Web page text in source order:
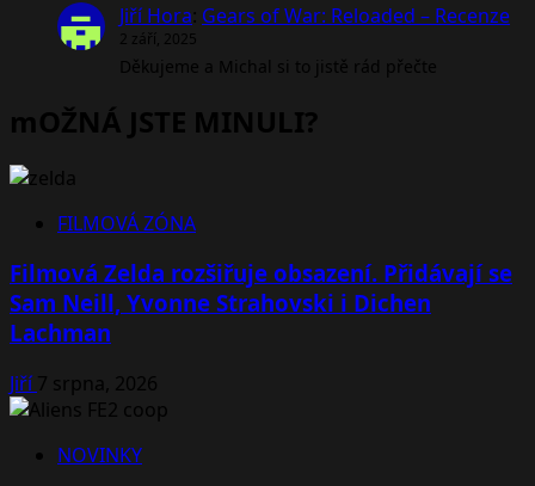
Jiří Hora: Gears of War: Reloaded – Recenze
2 září, 2025
Děkujeme a Michal si to jistě rád přečte
mOŽNÁ JSTE MINULI?
FILMOVÁ ZÓNA
Filmová Zelda rozšiřuje obsazení. Přidávají se
Sam Neill, Yvonne Strahovski i Dichen
Lachman
Jiří7 srpna, 2026
NOVINKY